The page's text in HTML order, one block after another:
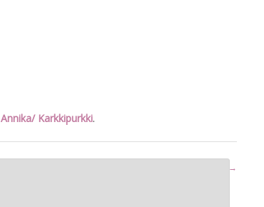
Annika/ Karkkipurkki.
→